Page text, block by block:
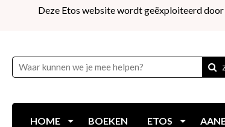
Deze Etos website wordt geëxploiteerd
HOME BOEKEN ETOS